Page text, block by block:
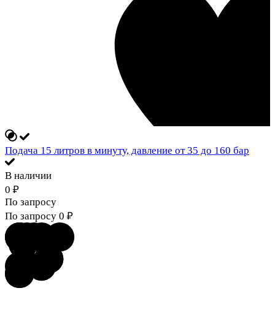
Подача 15 литров в минуту, давление от 35 до 160 бар
В наличии
0 ₽
По запросу
По запросу 0 ₽